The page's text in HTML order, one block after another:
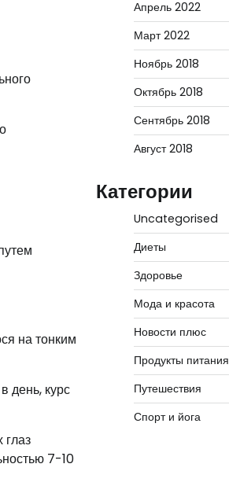
на тонким
день, курс
7-10
Апрель 2022
Март 2022
Ноябрь 2018
Октябрь 2018
Сентябрь 2018
Август 2018
Категории
Uncategorised
Диеты
Здоровье
Мода и красота
Новости плюс
Продукты питания
Путешествия
Спорт и йога